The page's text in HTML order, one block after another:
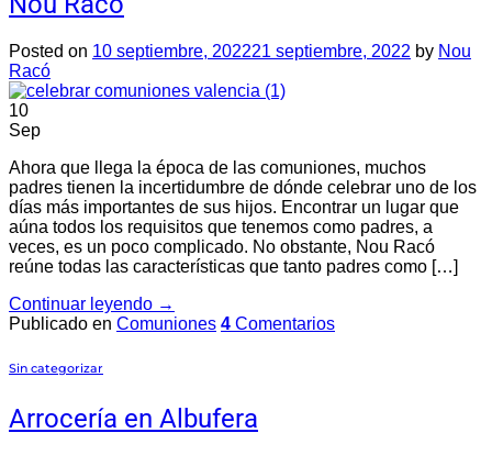
Posted on 10 septiembre, 202221 septiembre, 2022 by Nou
Racó
10
Sep
Ahora que llega la época de las comuniones, muchos
padres tienen la incertidumbre de dónde celebrar uno de los
días más importantes de sus hijos. Encontrar un lugar que
aúna todos los requisitos que tenemos como padres, a
veces, es un poco complicado. No obstante, Nou Racó
reúne todas las características que tanto padres como […]
Continuar leyendo →
Publicado en Comuniones 4 Comentarios
Sin categorizar
Arrocería en Albufera